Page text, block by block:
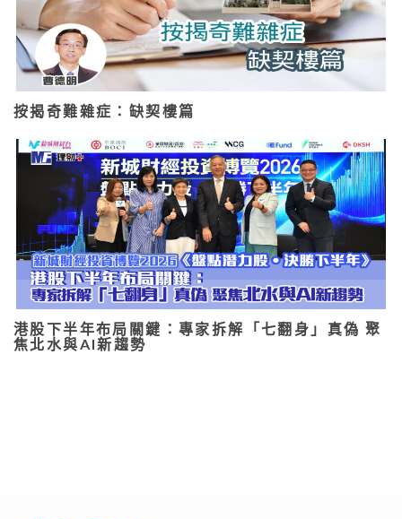
按揭奇難雜症：缺契樓篇
港股下半年布局關鍵：專家拆解「七翻身」真偽 聚
焦北水與AI新趨勢